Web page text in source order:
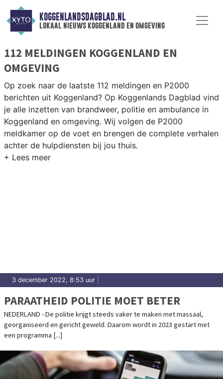
KOGGENLANDSDAGBLAD.NL
lokaal nieuws koggenland en omgeving
112 MELDINGEN KOGGENLAND EN
OMGEVING
Op zoek naar de laatste 112 meldingen en P2000
berichten uit Koggenland? Op Koggenlands Dagblad vind
je alle inzetten van brandweer, politie en ambulance in
Koggenland en omgeving. Wij volgen de P2000
meldkamer op de voet en brengen de complete verhalen
achter de hulpdiensten bij jou thuis.
3 december 2022, 8:53 uur
PARAATHEID POLITIE MOET BETER
NEDERLAND - De politie krijgt steeds vaker te maken met massaal,
georganiseerd en gericht geweld. Daarom wordt in 2023 gestart met
een programma [...]